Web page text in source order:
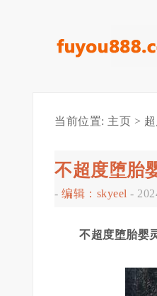
当前位置: 主页 >
不超度堕胎
- 编辑：skyeel -
不超度堕胎婴